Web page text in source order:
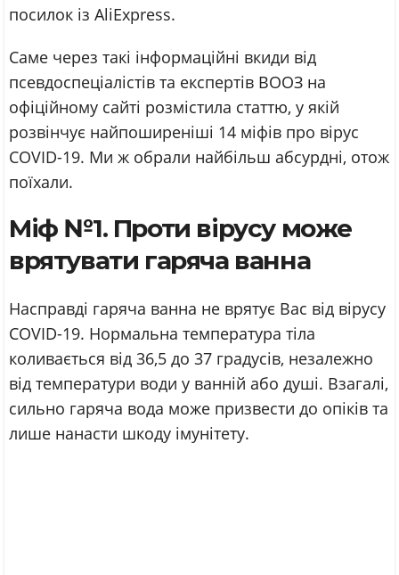
посилок із AliExpress.
Саме через такі інформаційні вкиди від
псевдоспеціалістів та експертів ВООЗ на
офіційному сайті розмістила статтю, у якій
розвінчує найпоширеніші 14 міфів про вірус
COVID-19. Ми ж обрали найбільш абсурдні, отож
поїхали.
Міф №1. Проти вірусу може
врятувати гаряча ванна
Насправді гаряча ванна не врятує Вас від вірусу
COVID-19. Нормальна температура тіла
коливається від 36,5 до 37 градусів, незалежно
від температури води у ванній або душі. Взагалі,
сильно гаряча вода може призвести до опіків та
лише нанасти шкоду імунітету.